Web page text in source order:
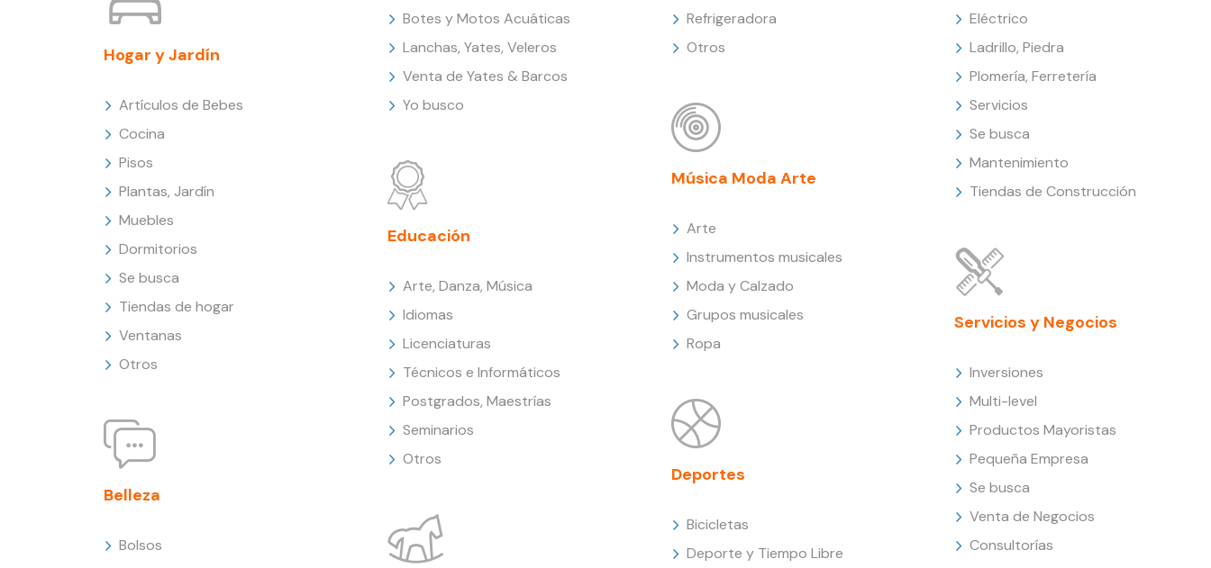
Hogar y Jardín
Artículos de Bebes
Cocina
Pisos
Plantas, Jardín
Muebles
Dormitorios
Se busca
Tiendas de hogar
Ventanas
Otros
Belleza
Bolsos
Botes y Motos Acuáticas
Lanchas, Yates, Veleros
Venta de Yates & Barcos
Yo busco
Educación
Arte, Danza, Música
Idiomas
Licenciaturas
Técnicos e Informáticos
Postgrados, Maestrías
Seminarios
Otros
Refrigeradora
Otros
Música Moda Arte
Arte
Instrumentos musicales
Moda y Calzado
Grupos musicales
Ropa
Deportes
Bicicletas
Deporte y Tiempo Libre
Eléctrico
Ladrillo, Piedra
Plomería, Ferretería
Servicios
Se busca
Mantenimiento
Tiendas de Construcción
Servicios y Negocios
Inversiones
Multi-level
Productos Mayoristas
Pequeña Empresa
Se busca
Venta de Negocios
Consultorías